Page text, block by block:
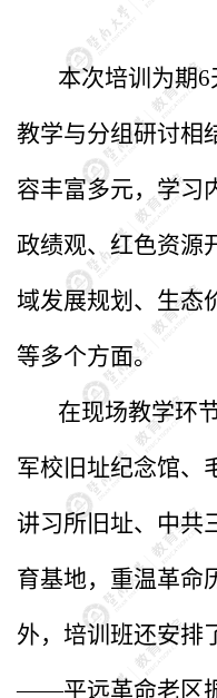
本次培训为期
教学与分组研讨相
容丰富多元，学习
政绩观、红色资源
域发展规划、生态
等多个方面。
在现场教学环
军校旧址纪念馆、
讲习所旧址、中共
育基地，重温革命
外，培训班还安排
——平远革命老区